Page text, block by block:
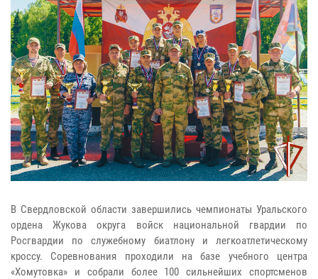
В Свердловской области завершились чемпионаты Уральского
ордена Жукова округа войск национальной гвардии по
Росгвардии по служебному биатлону и легкоатлетическому
кроссу. Соревнования проходили на базе учебного центра
«Хомутовка» и собрали более 100 сильнейших спортсменов